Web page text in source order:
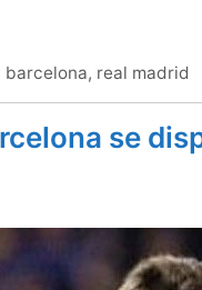
barcelona, real madrid
se